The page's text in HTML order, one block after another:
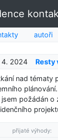
autoři
4. 2024
Resty
nad tématy
plánování.
jsem požádán o
přijaté výhody: